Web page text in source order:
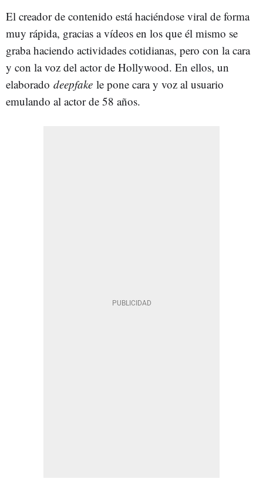
El creador de contenido está haciéndose viral de forma
muy rápida, gracias a vídeos en los que él mismo se
graba haciendo actividades cotidianas, pero con la cara
y con la voz del actor de Hollywood. En ellos, un
elaborado deepfake le pone cara y voz al usuario
emulando al actor de 58 años.